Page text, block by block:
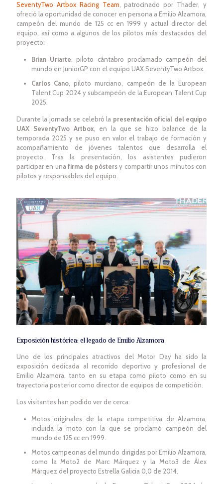
SeventyTwo Artbox Racing Team, patrocinado por Thader, y
ofreció la oportunidad de conocer en persona a Emilio Alzamora,
campeón del mundo de 125 cc en 1999 y actual director del
equipo, así como a algunos de los pilotos más destacados del
proyecto:
Brian Uriarte, piloto cántabro proclamado campeón del
mundo en JuniorGP con el equipo UAX SeventyTwo Artbox.
Carlos Cano, piloto murciano, campeón de la European
Talent Cup 2024 y subcampeón de la European Talent Cup
2025.
Durante la jornada se celebró la presentación oficial del equipo
UAX SeventyTwo Artbox, en la que se hizo balance de la
temporada 2025 y se puso en valor el trabajo de formación y
acompañamiento de jóvenes talentos que desarrolla el
proyecto. Tras la presentación, los asistentes pudieron
participar en unafirma de póstersy compartir unos minutos con
pilotos y responsables del equipo.
Exposición histórica: el legado de Emilio Alzamora
Uno de los principales atractivos del Motor Day ha sido la
exposición dedicada al recorrido deportivo y profesional de
Emilio Alzamora, tanto en su etapa como piloto como en su
trayectoria posterior como director de equipos de competición.
Los visitantes han podido ver de cerca:
Motos originales de la etapa competitiva de Alzamora,
incluida la moto con la que se proclamó campeón del
mundo de 125 cc en 1999.
Motos campeonas del mundo dirigidas por Emilio Alzamora,
como la Moto2 de Marc Márquez y la Moto3 de Álex
Márquez del proyecto Estrella Galicia 0,0 de 2014.